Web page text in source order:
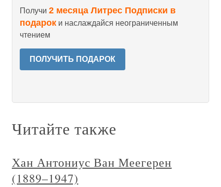
Получи 2 месяца Литрес Подписки в
подарок и наслаждайся неограниченным
чтением
ПОЛУЧИТЬ ПОДАРОК
Читайте также
Хан Антониус Ван Меегерен
(1889–1947)